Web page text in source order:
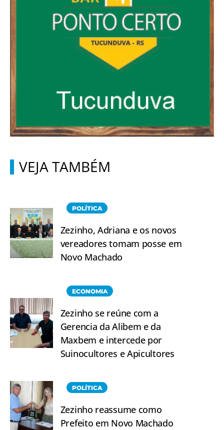
VEJA TAMBÉM
POLÍTICA
Zezinho, Adriana e os novos
vereadores tomam posse em
Novo Machado
ECONOMIA
Zezinho se reúne com a
Gerencia da Alibem e da
Maxbem e intercede por
Suinocultores e Apicultores
POLÍTICA
Zezinho reassume como
Prefeito em Novo Machado